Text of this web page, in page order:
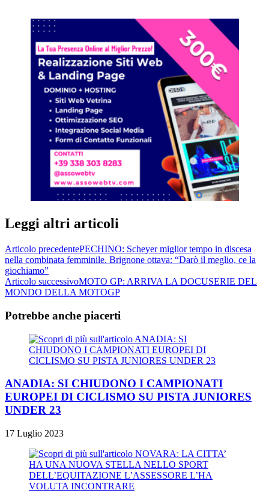
Leggi altri articoli
Articolo precedentePECHINO: Scheyer miglior tempo in discesa
nella combinata femminile. Brignone ottava: “Darò il meglio, ce la
giochiamo”
Articolo successivoMOTO GP: ARRIVA LA DOCUSERIE DEL
MONDO DELLA MOTOGP
Potrebbe anche piacerti
ANADIA: SI CHIUDONO I CAMPIONATI
EUROPEI DI CICLISMO SU PISTA JUNIORES
UNDER 23
17 Luglio 2023